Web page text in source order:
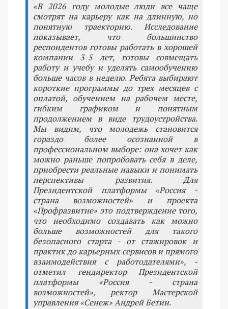
«В 2026 году молодые люди все чаще
смотрят на карьеру как на длинную, но
понятную траекторию. Исследование
показывает, что большинство
респондентов готовы работать в хорошей
компании 3-5 лет, готовы совмещать
работу и учебу и уделять самообучению
больше часов в неделю. Ребята выбирают
короткие программы до трех месяцев с
оплатой, обучением на рабочем месте,
гибким графиком и понятным
продолжением в виде трудоустройства.
Мы видим, что молодежь становится
гораздо более осознанной в
профессиональном выборе: она хочет как
можно раньше попробовать себя в деле,
приобрести реальные навыки и понимать
перспективы развития. Для
Президентской платформы «Россия -
страна возможностей» и проекта
«Профразвитие» это подтверждение того,
что необходимо создавать как можно
больше возможностей для такого
безопасного старта - от стажировок и
практик до карьерных сервисов и прямого
взаимодействия с работодателями», -
отметил гендиректор Президентской
платформы «Россия - страна
возможностей», ректор Мастерской
управления «Сенеж» Андрей Бетин.